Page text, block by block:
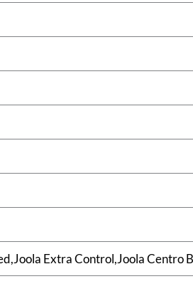
Extra Control,Joola Centro